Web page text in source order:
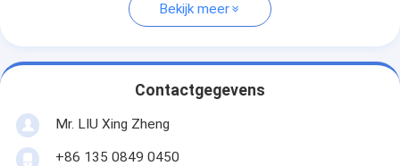
Bekijk meer
Contactgegevens
Mr. LIU Xing Zheng
+86 135 0849 0450